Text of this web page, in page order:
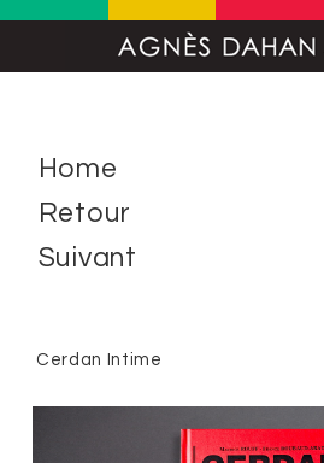
Home
Retour
Suivant
Cerdan Intime